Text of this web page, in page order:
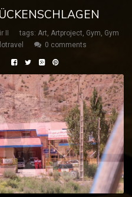
II tags: Art, Artproject, Gym, Gym
0 comments